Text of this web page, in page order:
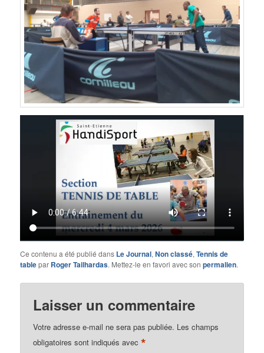
Ce contenu a été publié dans Le Journal,Non classé,Tennis de
tablepar Roger Tailhardas. Mettez-le en favori avec sonpermalien.
Laisser un commentaire
Votre adresse e-mail ne sera pas publiée. Les champs
obligatoires sont indiqués avec*